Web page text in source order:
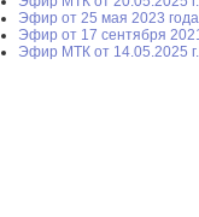
Эфир от 25 мая 2023 года
Эфир от 17 сентября
Эфир МТК от 14.05.2025 г.